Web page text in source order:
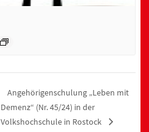
Angehörigenschulung „Leben mit
Demenz“ (Nr. 45/24) in der
Volkshochschule in Rostock